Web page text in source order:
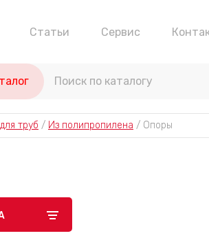
Статьи Сервис
труб / Из полипропилена / Опоры